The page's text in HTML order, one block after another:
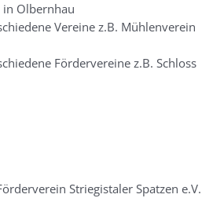
Olbernhau
Vereine z.B. Mühlenverein
Fördervereine z.B. Schloss
Striegistaler Spatzen e.V.